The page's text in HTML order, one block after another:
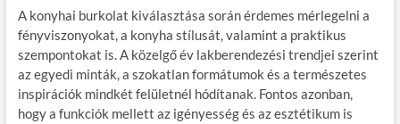
A konyhai burkolat kiválasztása során érdemes mérlegelni a
fényviszonyokat, a konyha stílusát, valamint a praktikus
szempontokat is. A közelgő év lakberendezési trendjei szerint
az egyedi minták, a szokatlan formátumok és a természetes
inspirációk mindkét felületnél hódítanak. Fontos azonban,
hogy a funkciók mellett az igényesség és az esztétikum is